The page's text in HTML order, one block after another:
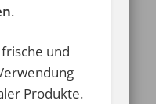
.
und
Produkte.